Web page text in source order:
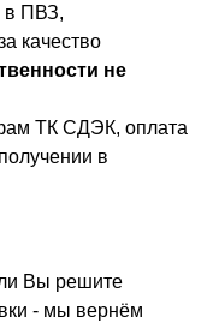
в ПВЗ,
качество
не
ТК СДЭК, оплата
в
Вы решите
- мы вернём